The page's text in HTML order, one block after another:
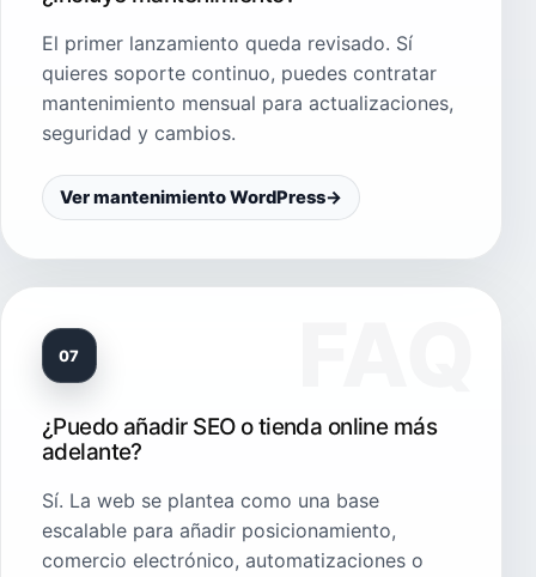
El primer lanzamiento queda revisado. Sí
quieres soporte continuo, puedes contratar
mantenimiento mensual para actualizaciones,
seguridad y cambios.
Ver mantenimiento WordPress→
07
¿Puedo añadir SEO o tienda online más
adelante?
Sí. La web se plantea como una base
escalable para añadir posicionamiento,
comercio electrónico, automatizaciones o